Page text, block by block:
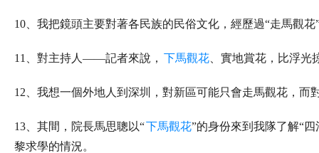
10、我把鏡頭主要對著各民族的民俗文化，經歷過“走馬觀花
11、對主持人——記者來說， 下馬觀花 、實地賞花，比浮光
12、我想一個外地人到深圳，對新區可能只會走馬觀花，而
13、其間，院長馬思聰以“下馬觀花”的身份來到我隊了解“
黎求學的情況。